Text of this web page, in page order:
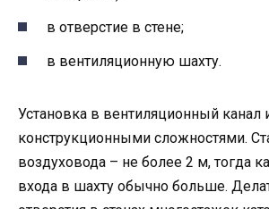
в отверстие в стене;
в вентиляционную шахту.
Установка в вентиляционный канал
конструкционными сложностями.
воздуховода – не более 2 м, тогда
входа в шахту обычно больше.